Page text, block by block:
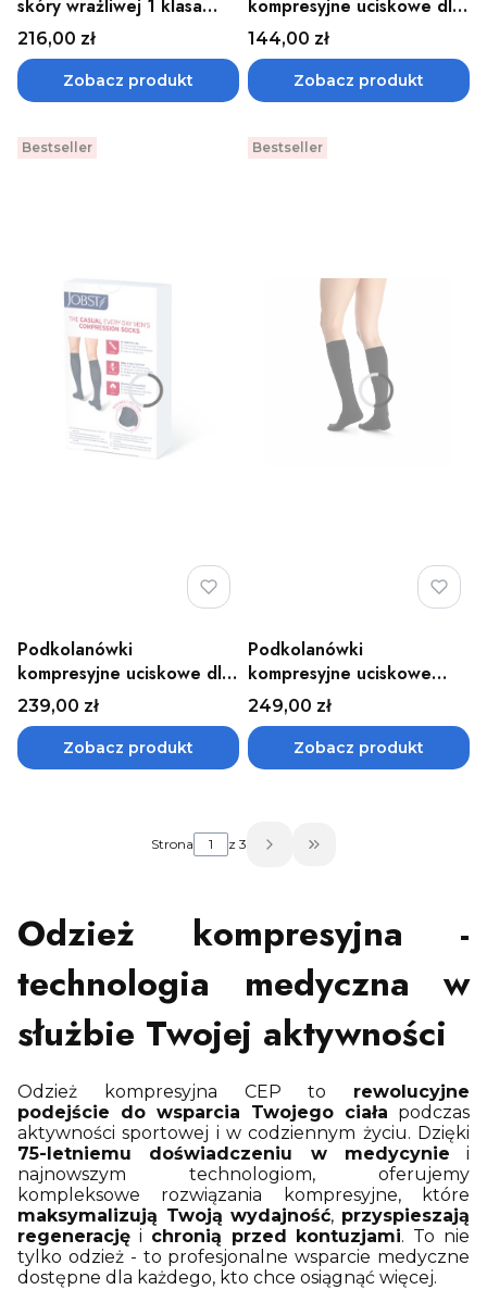
skóry wrażliwej 1 klasa
kompresji FAST Lin
Venoflex
Cena
216,00 zł
Zobacz produkt
kompresyjne uciskowe dla
mężczyzn CCL1, CCL2
Elegance Venoflex
Cena
144,00 zł
Zobacz produkt
Bestseller
Podkolanówki
kompresyjne uciskowe dla
mężczyzn CCL1, CCL2
forMen JOBST
Cena
239,00 zł
Zobacz produkt
Bestseller
Podkolanówki
kompresyjne uciskowe
medyczne dla kobiet i
mężczyzn (CCL1, CCL2)
JOBST
Cena
249,00 zł
Zobacz produkt
Strona z 3 Przejdź do ostatniej
Odzież kompresyjna -
technologia medyczna w
służbie Twojej aktywności
Odzież kompresyjna CEP to rewolucyjne
podejście do wsparcia Twojego ciała podczas
aktywności sportowej i w codziennym życiu. Dzięki
75-letniemu doświadczeniu w medycynie i
najnowszym technologiom, oferujemy
kompleksowe rozwiązania kompresyjne, które
maksymalizują Twoją wydajność, przyspieszają
regenerację i chronią przed kontuzjami. To nie
tylko odzież - to profesjonalne wsparcie medyczne
dostępne dla każdego, kto chce osiągnąć więcej.